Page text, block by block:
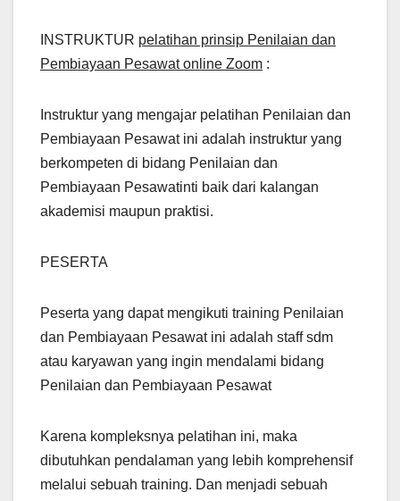
INSTRUKTUR pelatihan prinsip Penilaian dan
Pembiayaan Pesawat online Zoom :
Instruktur yang mengajar pelatihan Penilaian dan
Pembiayaan Pesawat ini adalah instruktur yang
berkompeten di bidang Penilaian dan
Pembiayaan Pesawatinti baik dari kalangan
akademisi maupun praktisi.
PESERTA
Peserta yang dapat mengikuti training Penilaian
dan Pembiayaan Pesawat ini adalah staff sdm
atau karyawan yang ingin mendalami bidang
Penilaian dan Pembiayaan Pesawat
Karena kompleksnya pelatihan ini, maka
dibutuhkan pendalaman yang lebih komprehensif
melalui sebuah training. Dan menjadi sebuah